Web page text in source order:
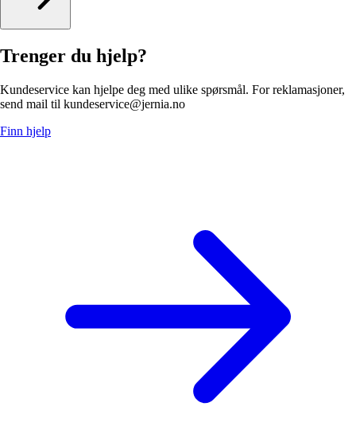
Trenger du hjelp?
Kundeservice kan hjelpe deg med ulike spørsmål. For reklamasjoner,
send mail til kundeservice@jernia.no
Finn hjelp